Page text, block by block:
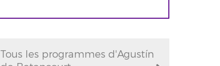
Tous les programmes d'Agustín